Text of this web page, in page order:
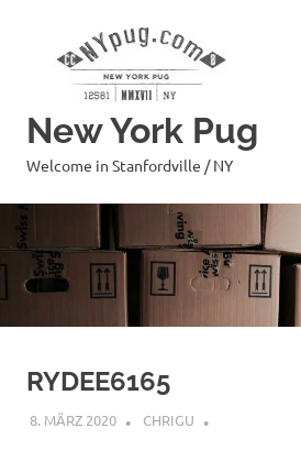
springen
New York Pug
Welcome in Stanfordville / NY
RYDEE6165
8. MÄRZ 2020 CHRIGU